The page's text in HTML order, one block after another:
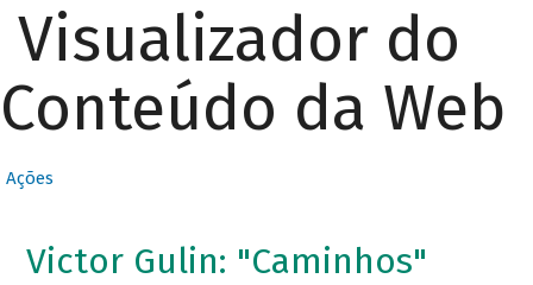
Visualizador do
Conteúdo da Web
Ações
Victor Gulin: "Caminhos"